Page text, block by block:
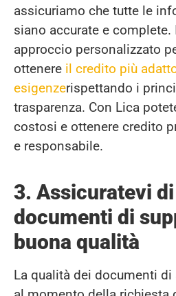
assicuriamo che tutte le
siano accurate e
approccio personalizzato
ottenere il credito più
esigenzerispettando i
trasparenza. Con Lica
costosi e ottenere credito
e responsabile.
3. Assicuratevi
documenti di
buona qualità
La qualità dei documenti